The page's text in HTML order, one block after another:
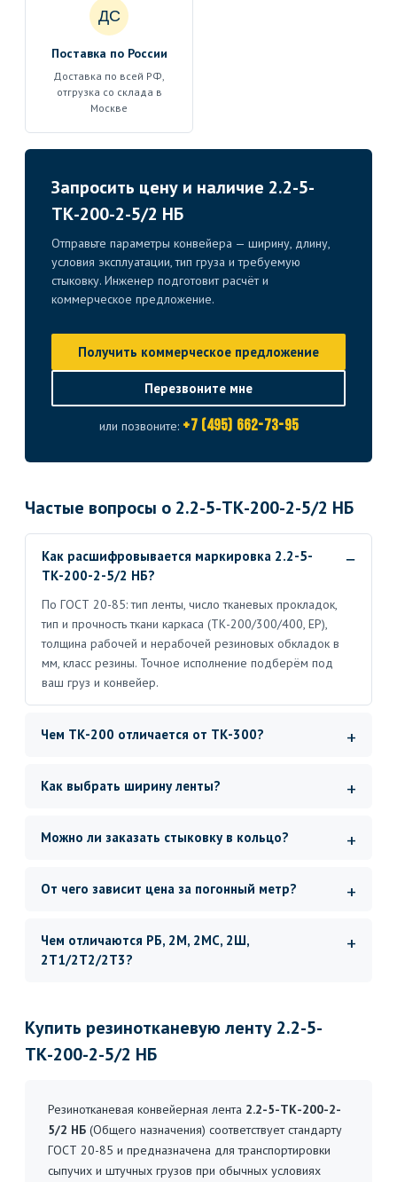
ДС
Поставка по России
Доставка по всей РФ,
отгрузка со склада в
Москве
Запросить цену и наличие 2.2-5-
ТК-200-2-5/2 НБ
Отправьте параметры конвейера — ширину, длину,
условия эксплуатации, тип груза и требуемую
стыковку. Инженер подготовит расчёт и
коммерческое предложение.
Получить коммерческое предложение
Перезвоните мне
или позвоните: +7 (495) 662-73-95
Частые вопросы о 2.2-5-ТК-200-2-5/2 НБ
Как расшифровывается маркировка 2.2-5-
ТК-200-2-5/2 НБ?
По ГОСТ 20-85: тип ленты, число тканевых прокладок,
тип и прочность ткани каркаса (ТК-200/300/400, ЕР),
толщина рабочей и нерабочей резиновых обкладок в
мм, класс резины. Точное исполнение подберём под
ваш груз и конвейер.
Чем ТК-200 отличается от ТК-300?
Как выбрать ширину ленты?
Можно ли заказать стыковку в кольцо?
От чего зависит цена за погонный метр?
Чем отличаются РБ, 2М, 2МС, 2Ш,
2Т1/2Т2/2Т3?
Купить резинотканевую ленту 2.2-5-
ТК-200-2-5/2 НБ
Резинотканевая конвейерная лента 2.2-5-ТК-200-2-
5/2 НБ (Общего назначения) соответствует стандарту
ГОСТ 20-85 и предназначена для транспортировки
сыпучих и штучных грузов при обычных условиях